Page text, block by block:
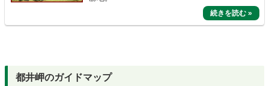
都井岬のガイドマップ